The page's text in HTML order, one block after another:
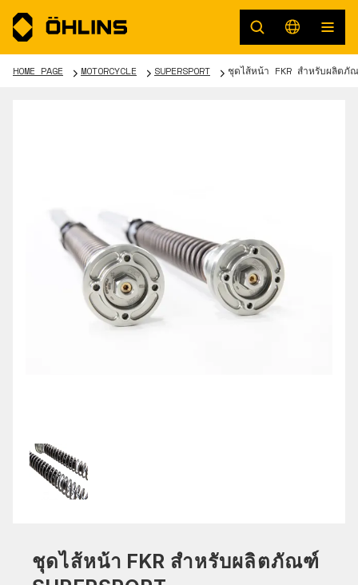
HOME PAGE MOTORCYCLE SUPERSPORT ชุดไส้หน้า FKR สำหรับผลิตภัณ
ชุดไส้หน้า FKR สำหรับผลิตภัณฑ์